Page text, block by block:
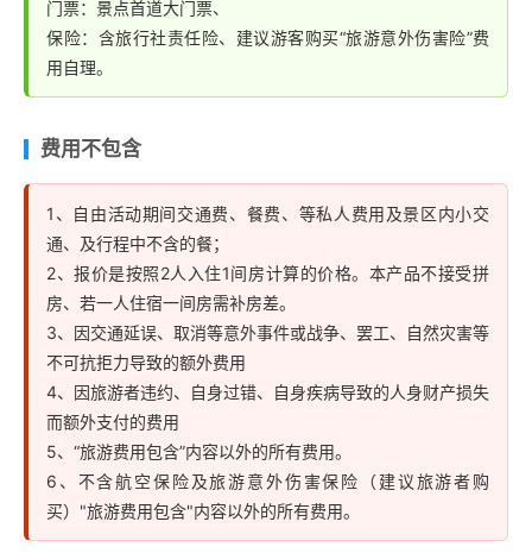
门票：景点首道大门票、
保险：含旅行社责任险、建议游客购买“旅游意外伤害险”费
用自理。
费用不包含
1、自由活动期间交通费、餐费、等私人费用及景区内小交
通、及行程中不含的餐；
2、报价是按照2人入住1间房计算的价格。本产品不接受拼
房、若一人住宿一间房需补房差。
3、因交通延误、取消等意外事件或战争、罢工、自然灾害等
不可抗拒力导致的额外费用
4、因旅游者违约、自身过错、自身疾病导致的人身财产损失
而额外支付的费用
5、“旅游费用包含”内容以外的所有费用。
6、不含航空保险及旅游意外伤害保险（建议旅游者购
买）"旅游费用包含"内容以外的所有费用。